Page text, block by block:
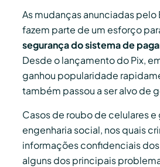
As mudanças anunciadas pelo
fazem parte de um esforço
segurança do sistema de
Desde o lançamento do Pix,
ganhou popularidade
também passou a ser alvo de
Casos de roubo de celulares
engenharia social, nos quais
informações confidenciais dos
alguns dos principais